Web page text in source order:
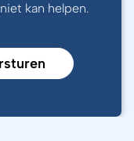
kan helpen.